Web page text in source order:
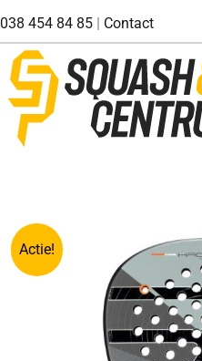
Ga
naar
de
inhoud
038 454 84 85 | Contact
Actie!